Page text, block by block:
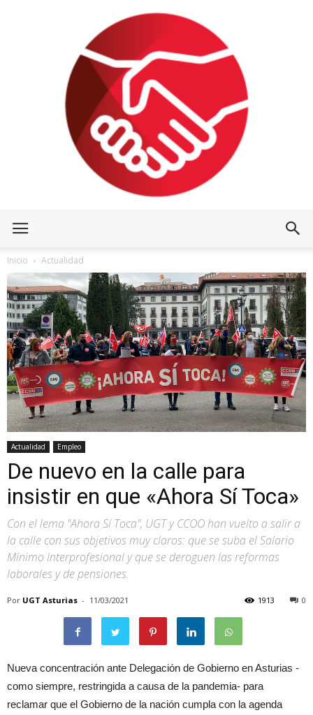
Inicio Actualidad
Actualidad Empleo
De nuevo en la calle para
insistir en que «Ahora Sí Toca»
Con el lema "Ahora Sí Toca", UGT y CCOO han vuelto a salir a
la calle con sus objetivos muy claros: que se suba el Salario
Mínimo Interprofesional y que se deroguen las reformas
laborales y de pensiones.
Por UGT Asturias - 11/03/2021 0
1913
Nueva concentración ante Delegación de Gobierno en Asturias -
como siempre, restringida a causa de la pandemia- para
reclamar que el Gobierno de la nación cumpla con la agenda